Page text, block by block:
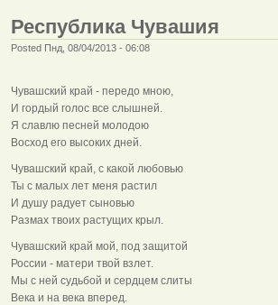
Республика Чувашия
Posted Пнд, 08/04/2013 - 06:08
Чувашский край - передо мною,
И гордый голос все слышней.
Я славлю песней молодою
Восход его высоких дней.
Чувашский край, с какой любовью
Ты с малых лет меня растил
И душу радует сыновью
Размах твоих растущих крыл.
Чувашский край мой, под защитой
России - матери твой взлет.
Мы с ней судьбой и сердцем слиты
Века и на века вперед.